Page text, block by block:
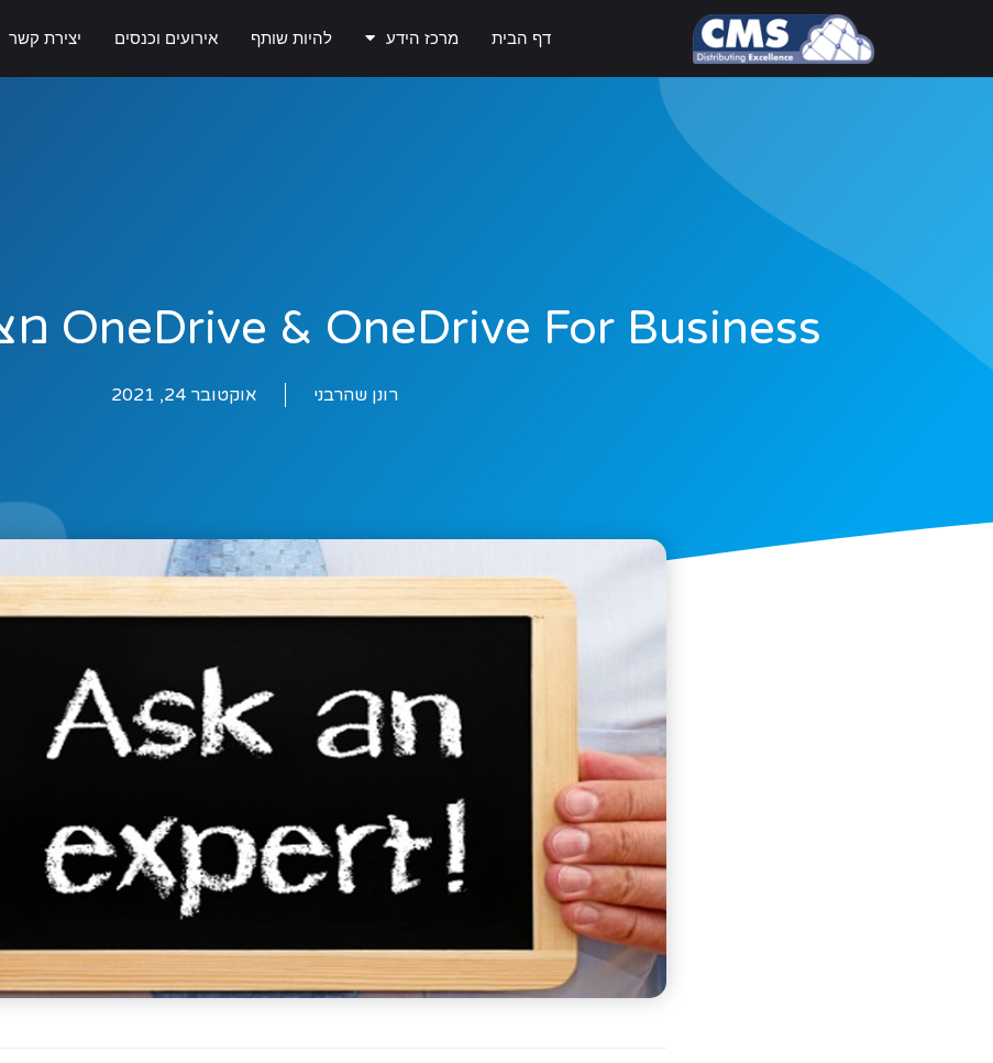
דף הבית מרכז הידע להיות שותף אירועים וכנסים יצירת קשר
OneDrive & OneDrive For Business מצא את ההבדלים
רונן שהרבני אוקטובר 24, 2021